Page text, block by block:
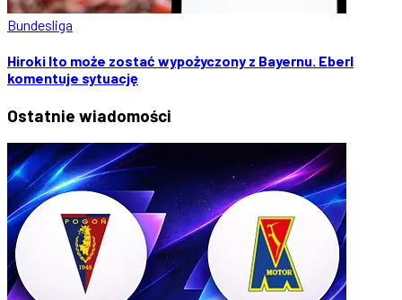
Bundesliga
Hiroki Ito może zostać wypożyczony z Bayernu. Eberl
komentuje sytuację
Ostatnie wiadomości